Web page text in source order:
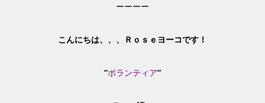
ーーーー
こんにちは、、、Ｒｏｓｅヨーコです！
”ボランティア”